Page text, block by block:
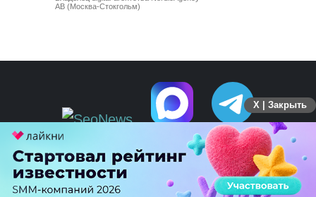
AB (Москва-Стокгольм)
X | Закрыть
ПЕРЕЙТИ НА ПОЛНУЮ ВЕРСИЮ
© SEOnews.ru Все права защищены. 2026